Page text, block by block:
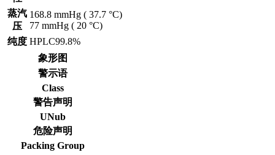
蒸汽
压
168.8 mmHg ( 37.7 °C)
77 mmHg ( 20 °C)
纯度 HPLC99.8%
象形图
警示语
Class
警告声明
UNub
危险声明
Packing Group